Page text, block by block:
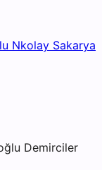
Nkolay Sakarya
Demirciler